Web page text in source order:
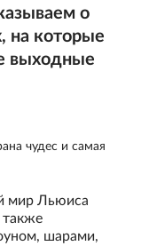
о
на которые
выходные
чудес и самая
мир Льюиса
также
шарами,